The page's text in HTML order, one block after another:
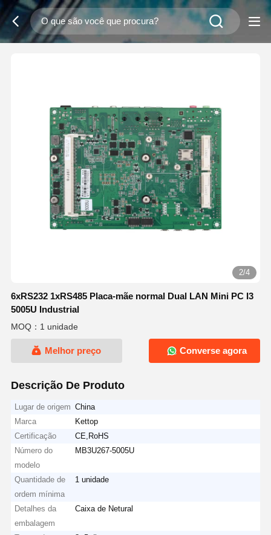
3/4
6xRS232 1xRS485 Placa-mãe normal Dual LAN Mini PC I3
5005U Industrial
MOQ：1 unidade
Melhor preço Converse agora
Descrição De Produto
Lugar de origem China
Marca
Kettop
Certificação
CE,RoHS
Número do
modelo
MB3U267-5005U
Quantidade de
ordem mínima
1 unidade
Detalhes da
embalagem
Caixa de Netural